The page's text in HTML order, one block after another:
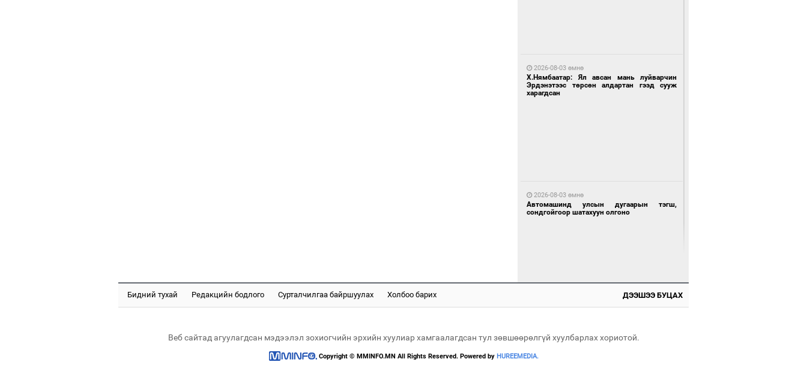
дугаартай автомашинтай иргэдэд шатахуун
2026-08-03 өмнө
Х.Нямбаатар: Ял авсан мань луйварчин
Эрдэнэтээс төрсөн алдартан гээд сууж
харагдсан
2026-08-03 өмнө
Автомашинд улсын дугаарын тэгш,
сондгойгоор шатахуун олгоно
Бидний тухай Редакцийн бодлого Сурталчилгаа байршуулах Холбоо барих ДЭЭШЭЭ БУЦАХ
Веб сайтад агуулагдсан мэдээлэл зохиогчийн эрхийн хуулиар хамгаалагдсан тул зөвшөөрөлгүй хуулбарлах хориотой.
Copyright © MMINFO.MN All Rights Reserved. Powered by HUREEMEDIA.